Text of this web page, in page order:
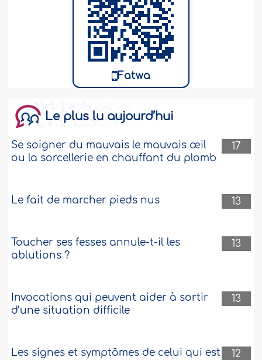
Le mieux est de se faire Ruqiyya soi-même
Lorsque je lis beaucoup le Coran le
matin, j’entends une voix qui m’appelle
pour me réveiller et me dit : « Réveille-toi
j’entends quatre personnes, hommes et
femmes, qui rigolent. En me réveillant
pour les voir, je ne trouve plus personne.
Quand je veux dormir le lendemain pour
lire, j’entends..Plus
Je bâille souvent quand je lis le Coran et
quand je prononce des formules de
glorification d’Allah. Pourquoi ? Est-ce
récompense par un bien. ..Plus
67904
Etre possédé par un djinn et ses effets sur
Fatwa
Le plus lu aujourd’hui
17
Se soigner du mauvais le mauvais œil
ou la sorcellerie en chauffant du plomb
13
Le fait de marcher pieds nus
13
Toucher ses fesses annule-t-il les
ablutions ?
13
Invocations qui peuvent aider à sortir
d’une situation difficile
12
Les signes et symptômes de celui qui est